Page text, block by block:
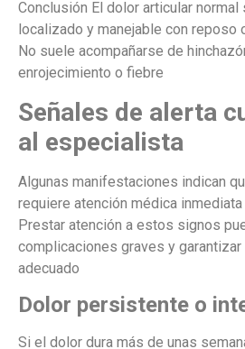
Conclusión El dolor articular
localizado y manejable con reposo
No suele acompañarse de
enrojecimiento o fiebre
Señales de alerta
al especialista
Algunas manifestaciones indican
requiere atención médica
Prestar atención a estos signos
complicaciones graves y garantizar
adecuado
Dolor persistente o
Si el dolor dura más de unas